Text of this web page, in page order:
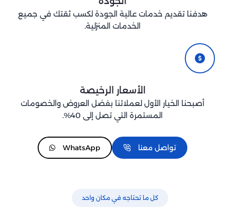
هدفنا تقديم خدمات عالية الجودة لكسب ثقتك في جميع
الخدمات المنزلية.
الأسعار الرخيصة
أصبحنا الخيار الأول لعملائنا بفضل العروض والخصومات
المستمرة التي تصل إلى 40%.
تواصل معنا WhatsApp
كل ما تحتاجه في مكان واحد